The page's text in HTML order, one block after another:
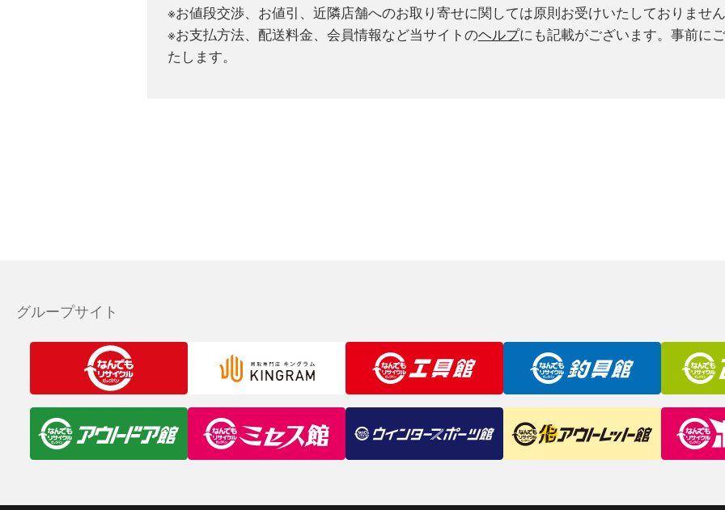
※お値段交渉、お値引、近隣店舗へのお取り寄せに関しては原則お受けいたしておりません
※お支払方法、配送料金、会員情報など当サイトのヘルプにも記載がございます。事前に
たします。
グループサイト